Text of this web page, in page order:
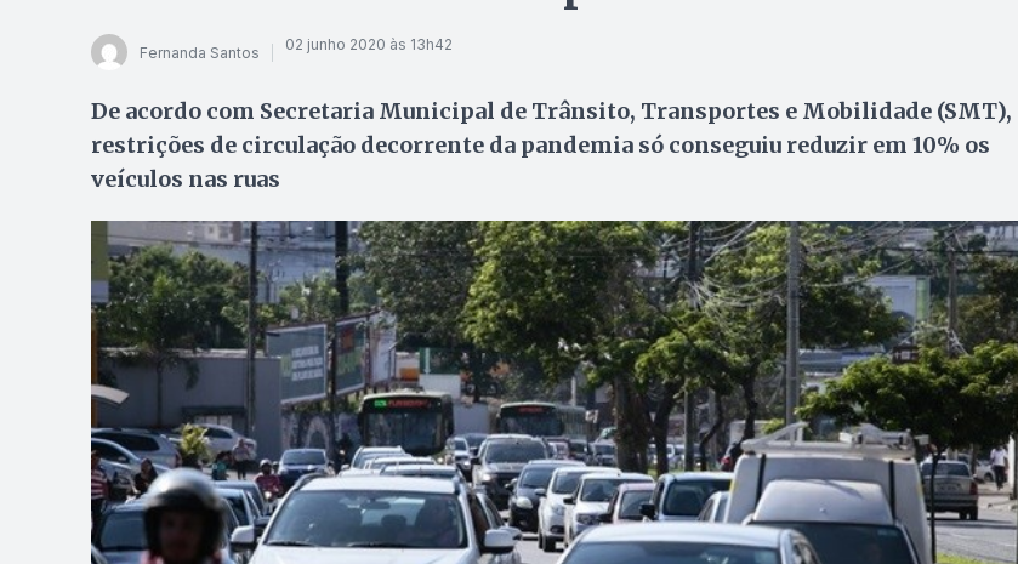
Fernanda Santos 02 junho 2020 às 13h42
De acordo com Secretaria Municipal de Trânsito, Transportes e Mobilidade (SMT),
restrições de circulação decorrente da pandemia só conseguiu reduzir em 10% os
veículos nas ruas